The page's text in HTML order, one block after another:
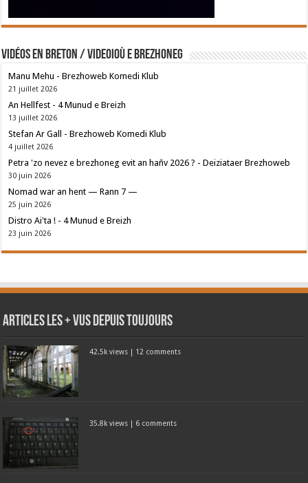
Vidéos en breton / Videoioù e brezhoneg
Manu Mehu - Brezhoweb Komedi Klub
21 juillet 2026
An Hellfest - 4 Munud e Breizh
13 juillet 2026
Stefan Ar Gall - Brezhoweb Komedi Klub
4 juillet 2026
Petra 'zo nevez e brezhoneg evit an hañv 2026 ? - Deiziataer Brezhoweb
30 juin 2026
Nomad war an hent — Rann 7 —
25 juin 2026
Distro Ai'ta ! - 4 Munud e Breizh
23 juin 2026
Articles les + vus depuis toujours
42.5k views | 12 comments
35.8k views | 6 comments